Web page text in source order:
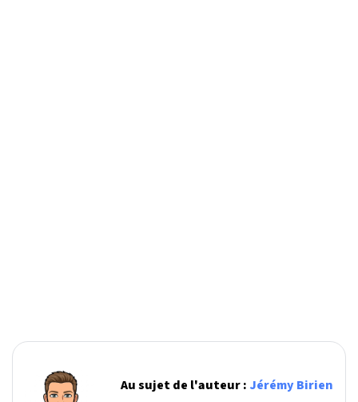
Au sujet de l'auteur : Jérémy Birien